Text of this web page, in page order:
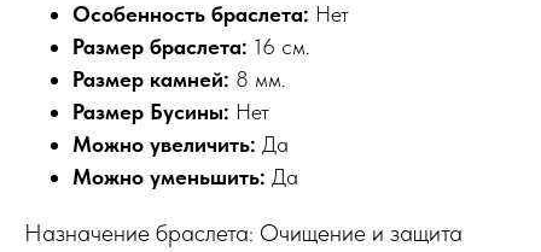
Особенность браслета: Нет
Размер браслета: 16 см.
Размер камней: 8 мм.
Размер Бусины: Нет
Можно увеличить: Да
Можно уменьшить: Да
Назначение браслета: Очищение и защита